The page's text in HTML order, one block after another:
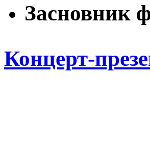
Засновник
Концерт-